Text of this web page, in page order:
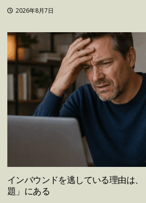
2026年8月7日
インバウンドを逃している理由は
題」にある